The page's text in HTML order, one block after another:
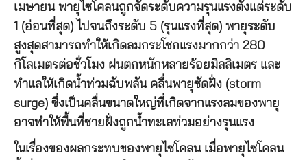
เมษายน พายุไซโคลนถูกจัดระดับความรุนแรงตั้งแต่ระดับ
1 (อ่อนที่สุด) ไปจนถึงระดับ 5 (รุนแรงที่สุด) พายุระดับ
สูงสุดสามารถทำให้เกิดลมกระโชกแรงมากกว่า 280
กิโลเมตรต่อชั่วโมง ฝนตกหนักหลายร้อยมิลลิเมตร และ
ทำแลให้เกิดน้ำท่วมฉับพลัน คลื่นพายุซัดฝั่ง (storm
surge) ซึ่งเป็นคลื่นขนาดใหญ่ที่เกิดจากแรงลมของพายุ
อาจทำให้พื้นที่ชายฝั่งถูกน้ำทะเลท่วมอย่างรุนแรง
ในเรื่องของผลกระทบของพายุไซโคลน เมื่อพายุไซโคลน